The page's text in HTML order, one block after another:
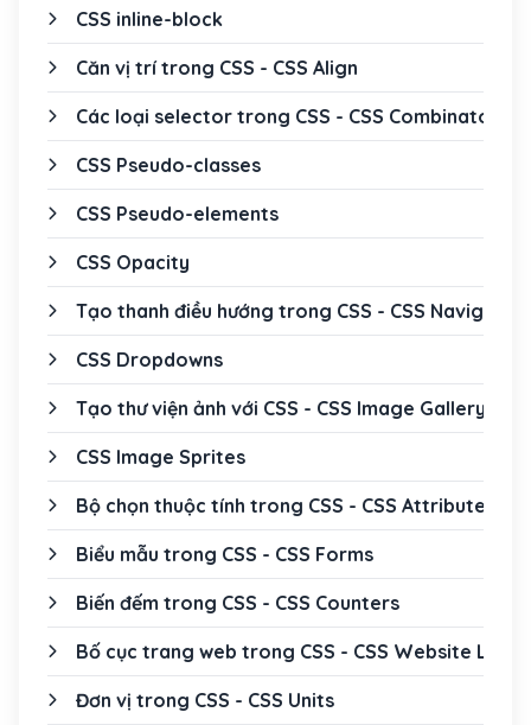
CSS inline-block
Căn vị trí trong CSS - CSS Align
Các loại selector trong CSS - CSS Combinators
CSS Pseudo-classes
CSS Pseudo-elements
CSS Opacity
Tạo thanh điều hướng trong CSS - CSS
CSS Dropdowns
Tạo thư viện ảnh với CSS - CSS Image Gallery
CSS Image Sprites
Bộ chọn thuộc tính trong CSS - CSS Attribute
Biểu mẫu trong CSS - CSS Forms
Biến đếm trong CSS - CSS Counters
Bố cục trang web trong CSS - CSS Website
Đơn vị trong CSS - CSS Units